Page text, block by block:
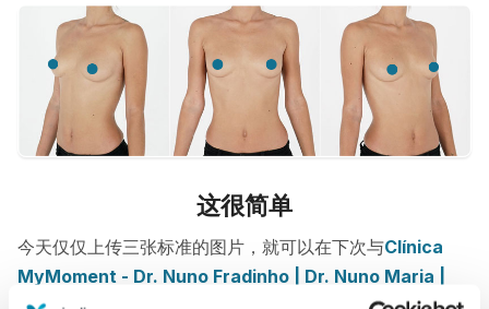
这很简单
今天仅仅上传三张标准的图片，就可以在下次与Clínica
MyMoment - Dr. Nuno Fradinho | Dr. Nuno Maria |